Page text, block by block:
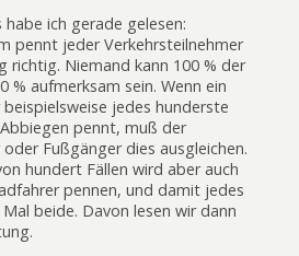
habe ich gerade gelesen:
pennt jeder Verkehrsteilnehmer
richtig. Niemand kann 100 % der
% aufmerksam sein. Wenn ein
beispielsweise jedes hunderste
pennt, muß der
oder Fußgänger dies ausgleichen.
hundert Fällen wird aber auch
pennen, und damit jedes
beide. Davon lesen wir dann